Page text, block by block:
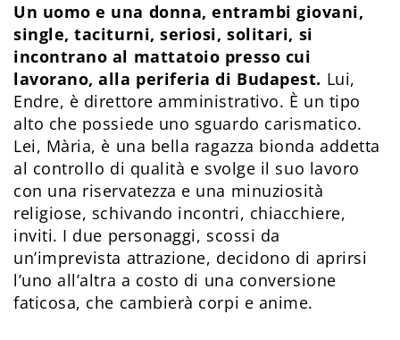
Un uomo e una donna, entrambi giovani,
single, taciturni, seriosi, solitari, si
incontrano al mattatoio presso cui
lavorano, alla periferia di Budapest. Lui,
Endre, è direttore amministrativo. È un tipo
alto che possiede uno sguardo carismatico.
Lei, Mària, è una bella ragazza bionda addetta
al controllo di qualità e svolge il suo lavoro
con una riservatezza e una minuziosità
religiose, schivando incontri, chiacchiere,
inviti. I due personaggi, scossi da
un’imprevista attrazione, decidono di aprirsi
l’uno all’altra a costo di una conversione
faticosa, che cambierà corpi e anime.